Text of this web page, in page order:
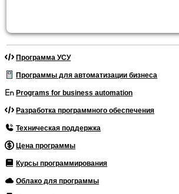
Программа УСУ
Программы для автоматизации бизнеса
Programs for business automation
Разработка программного обеспечения
Техническая поддержка
Цена программы
Курсы программирования
Облако для программы